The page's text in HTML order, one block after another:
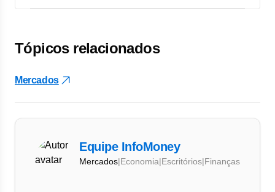
Tópicos relacionados
Mercados
Equipe InfoMoney
Mercados|Economia|Escritórios|Finanças